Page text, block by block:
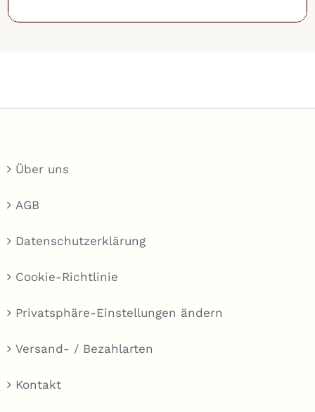
Über uns
AGB
Datenschutzerklärung
Cookie-Richtlinie
Privatsphäre-Einstellungen ändern
Versand- / Bezahlarten
Kontakt